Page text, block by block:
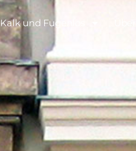
Kalk und Fugenlos